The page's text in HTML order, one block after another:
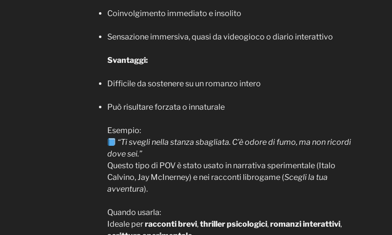
Coinvolgimento immediato e insolito
Sensazione immersiva, quasi da videogioco o diario interattivo
Svantaggi:
Difficile da sostenere su un romanzo intero
Può risultare forzata o innaturale
Esempio:
“Ti svegli nella stanza sbagliata. C’è odore di fumo, ma non ricordi
dove sei.”
Questo tipo di POV è stato usato in narrativa sperimentale (Italo
Calvino, Jay McInerney) e nei racconti librogame (Scegli la tua
avventura).
Quando usarla:
Ideale perracconti brevi,thriller psicologici,romanzi interattivi,